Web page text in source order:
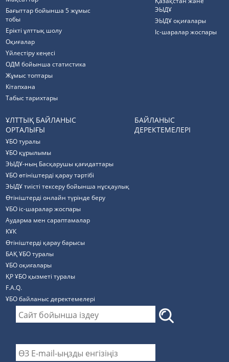
Бағыттар бойынша 5 жұмыс
тобы
Ерікті ұлттық шолу
Оқиғалар
Үйлестіру кеңесі
ОДМ бойынша статистика
Жұмыс топтары
Кітапхана
Табыс тарихтары
ЭЫДҰ
ЭЫДҰ оқиғалары
Іс-шаралар жоспары
ҰЛТТЫҚ БАЙЛАНЫС
ОРТАЛЫҒЫ
ҰБО туралы
ҰБО құрылымы
ЭЫДҰ-ның Басқарушы қағидаттары
ҰБО өтініштерді қарау тәртібі
ЭЫДҰ тиісті тексеру бойынша нұсқаулық
Өтініштерді онлайн түрінде беру
ҰБО іс-шаралар жоспары
Аударма мен сараптамалар
КҰК
Өтініштерді қарау барысы
БАҚ ҰБО туралы
ҰБО оқиғалары
ҚР ҰБО қызметі туралы
F.A.Q.
ҰБО байланыс деректемелерi
БАЙЛАНЫС
ДЕРЕКТЕМЕЛЕРІ